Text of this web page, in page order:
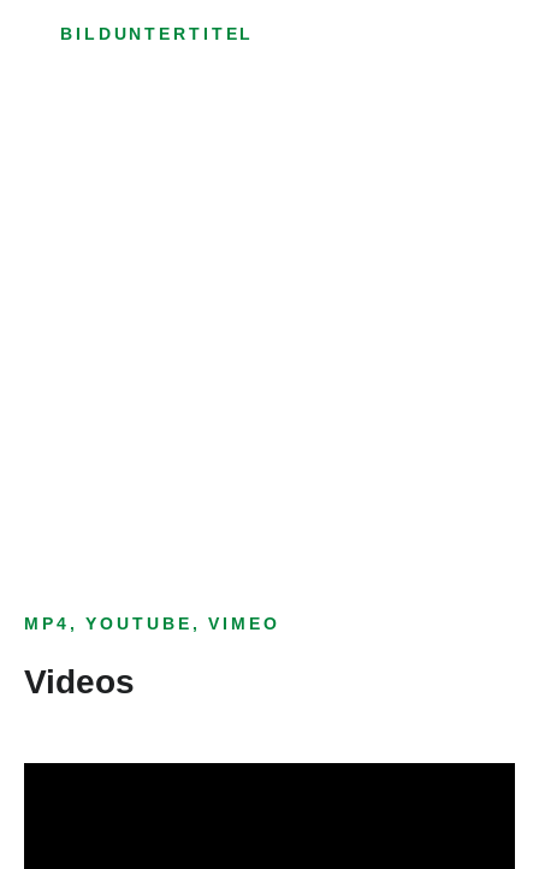
BILDUNTERTITEL
MP4, YOUTUBE, VIMEO
Videos